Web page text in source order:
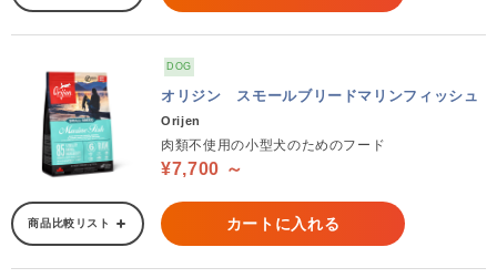
DOG
オリジン スモールブリードマリンフィッシュ
Orijen
肉類不使用の小型犬のためのフード
¥7,700 ～
商品比較リスト カートに入れる